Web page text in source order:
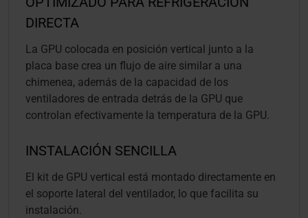
DIRECTA
La GPU colocada en posición vertical junto a la
placa base crea un flujo de aire similar a una
chimenea, además de la capacidad de los
ventiladores de entrada detrás de la GPU que
controlan efectivamente la temperatura de la GPU.
INSTALACIÓN SENCILLA
El kit de GPU vertical está montado directamente en
el soporte lateral del ventilador, lo que facilita su
instalación.